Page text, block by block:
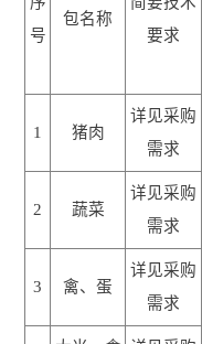
号
包名称
要求
1 猪肉
详见采购
需求
2 蔬菜
详见采购
需求
3 禽、蛋
详见采购
需求